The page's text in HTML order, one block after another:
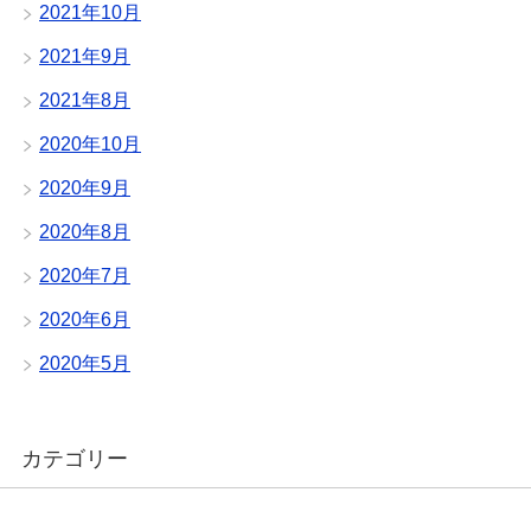
2021年10月
2021年9月
2021年8月
2020年10月
2020年9月
2020年8月
2020年7月
2020年6月
2020年5月
カテゴリー